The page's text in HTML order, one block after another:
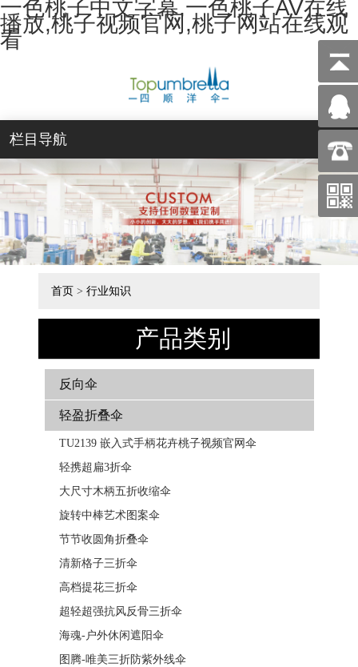
一色桃子中文字幕,一色桃子AV在线
播放,桃子视频官网,桃子网站在线观
看
栏目导航
首页 > 行业知识
产品类别
反向伞
轻盈折叠伞
TU2139 嵌入式手柄花卉​​桃子视频官网伞
轻携超扁3折伞
大尺寸木柄五折收缩伞
旋转中棒艺术图案伞
节节收圆角折叠伞
清新格子三折伞
高档提花三折伞
超轻超强抗风反骨三折伞
海魂-户外休闲遮阳伞
图腾-唯美三折防紫外线伞